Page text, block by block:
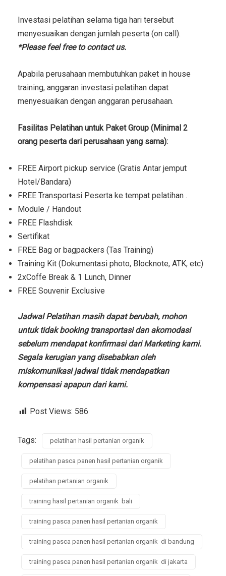
Investasi pelatihan selama tiga hari tersebut
menyesuaikan dengan jumlah peserta (on call).
*Please feel free to contact us.
Apabila perusahaan membutuhkan paket in house
training, anggaran investasi pelatihan dapat
menyesuaikan dengan anggaran perusahaan.
Fasilitas Pelatihan untuk Paket Group (Minimal 2
orang peserta dari perusahaan yang sama):
FREE Airport pickup service (Gratis Antar jemput
Hotel/Bandara)
FREE Transportasi Peserta ke tempat pelatihan .
Module / Handout
FREE Flashdisk
Sertifikat
FREE Bag or bagpackers (Tas Training)
Training Kit (Dokumentasi photo, Blocknote, ATK, etc)
2xCoffe Break & 1 Lunch, Dinner
FREE Souvenir Exclusive
Jadwal Pelatihan masih dapat berubah, mohon
untuk tidak booking transportasi dan akomodasi
sebelum mendapat konfirmasi dari Marketing kami.
Segala kerugian yang disebabkan oleh
miskomunikasi jadwal tidak mendapatkan
kompensasi apapun dari kami.
Post Views: 586
Tags: pelatihan hasil pertanian organik
pelatihan pasca panen hasil pertanian organik
pelatihan pertanian organik
training hasil pertanian organik bali
training pasca panen hasil pertanian organik
training pasca panen hasil pertanian organik di bandung
training pasca panen hasil pertanian organik di jakarta